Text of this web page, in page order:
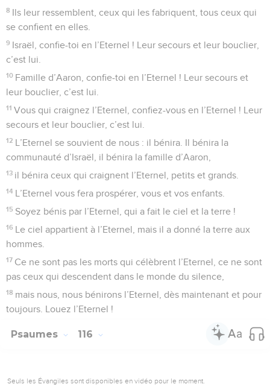
8 Ils leur ressemblent, ceux qui les fabriquent, tous ceux qui
se confient en elles.
9 Israël, confie-toi en l’Eternel ! Leur secours et leur bouclier,
c’est lui.
10 Famille d’Aaron, confie-toi en l’Eternel ! Leur secours et
leur bouclier, c’est lui.
11 Vous qui craignez l’Eternel, confiez-vous en l’Eternel ! Leur
secours et leur bouclier, c’est lui.
12 L’Eternel se souvient de nous : il bénira. Il bénira la
communauté d’Israël, il bénira la famille d’Aaron,
13 il bénira ceux qui craignent l’Eternel, petits et grands.
14 L’Eternel vous fera prospérer, vous et vos enfants.
15 Soyez bénis par l’Eternel, qui a fait le ciel et la terre !
16 Le ciel appartient à l’Eternel, mais il a donné la terre aux
hommes.
17 Ce ne sont pas les morts qui célèbrent l’Eternel, ce ne sont
pas ceux qui descendent dans le monde du silence,
18 mais nous, nous bénirons l’Eternel, dès maintenant et pour
toujours. Louez l’Eternel !
Psaumes 116
Seuls les Évangiles sont disponibles en vidéo pour le moment.